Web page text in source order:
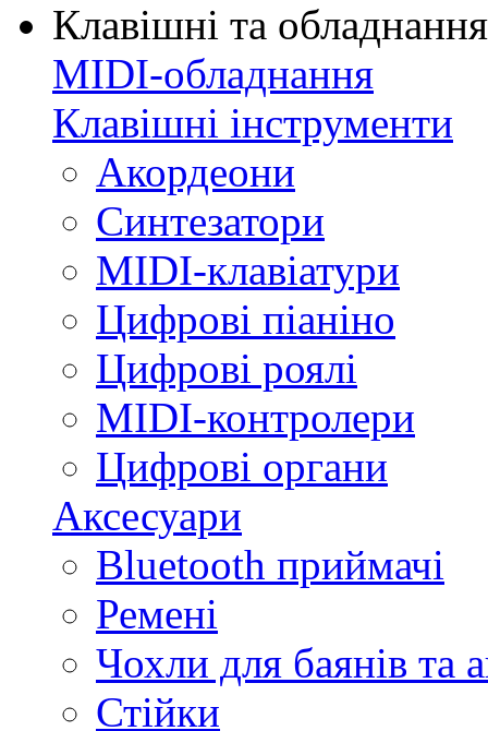
Клавішні та обладнання
MIDI-обладнання
Клавішні інструменти
Акордеони
Синтезатори
MIDI-клавіатури
Цифрові піаніно
Цифрові роялі
MIDI-контролери
Цифрові органи
Аксесуари
Bluetooth приймачі
Ремені
Чохли для баянів та
Стійки